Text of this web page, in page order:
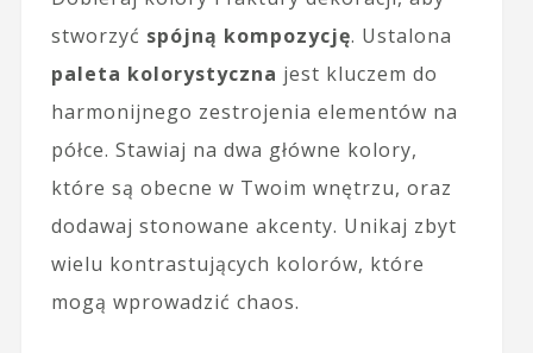
stworzyć spójną kompozycję. Ustalona
paleta kolorystyczna jest kluczem do
harmonijnego zestrojenia elementów na
półce. Stawiaj na dwa główne kolory,
które są obecne w Twoim wnętrzu, oraz
dodawaj stonowane akcenty. Unikaj zbyt
wielu kontrastujących kolorów, które
mogą wprowadzić chaos.